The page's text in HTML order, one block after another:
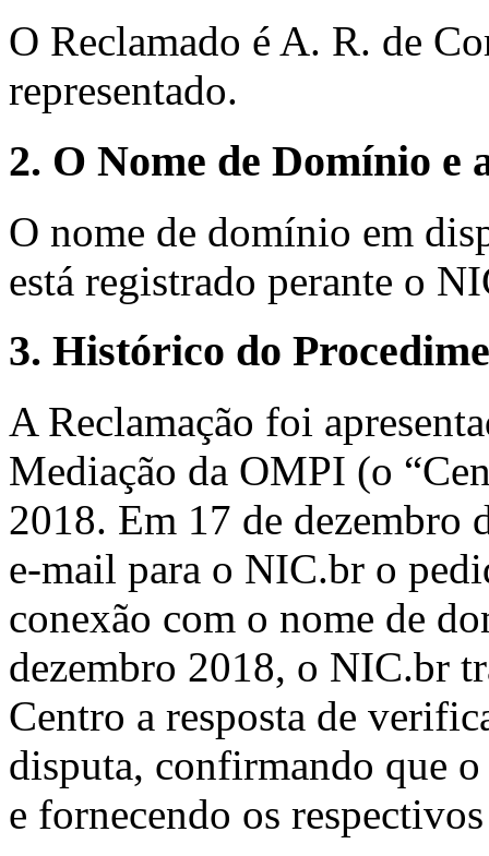
O Reclamado é A. R. de
representado.
2. O Nome de Domínio e
O nome de domínio em
está registrado perante o
3. Histórico do
A Reclamação foi
Mediação da OMPI (o
2018. Em 17 de dezembro
e-mail para o NIC.br o
conexão com o nome de
dezembro 2018, o NIC.br
Centro a resposta de
disputa, confirmando que
e fornecendo os